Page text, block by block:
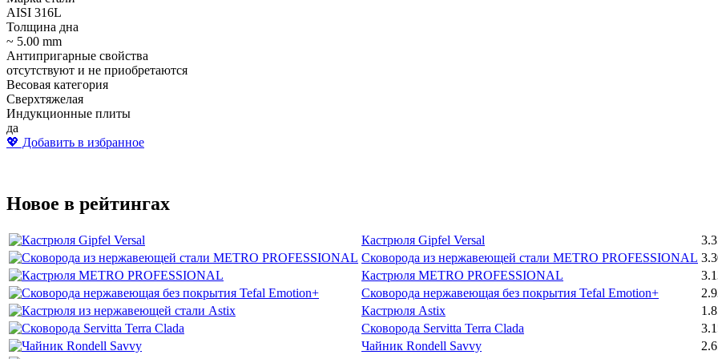
AISI 316L
Толщина дна
~ 5.00 mm
Антипригарные свойства
отсутствуют и не приобретаются
Весовая категория
Сверхтяжелая
Индукционные плиты
да
💖 Добавить в избранное
Новое в рейтингах
Кастрюля Gipfel Versal
Сковорода из нержавеющей стали METRO PROFESSIONAL
Кастрюля METRO PROFESSIONAL
Сковорода нержавеющая без покрытия Tefal Emotion+
Кастрюля Astix
Сковорода Servitta Terra Clada
Чайник Rondell Savvy